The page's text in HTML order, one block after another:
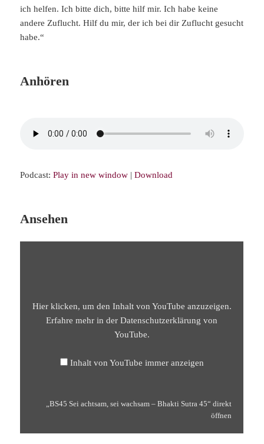
ich helfen. Ich bitte dich, bitte hilf mir. Ich habe keine
andere Zuflucht. Hilf du mir, der ich bei dir Zuflucht gesucht
habe.“
Anhören
Podcast:Play in new window |Download
Ansehen
SUTRAHier klicken, um den Inhalt von YouTube anzuzeigen.
Erfahre mehr in derDatenschutzerklärung von
YouTube.
Inhalt von YouTube immer anzeigen
„BS45 Sei achtsam, sei wachsam – Bhakti Sutra 45“ direkt
öffnen